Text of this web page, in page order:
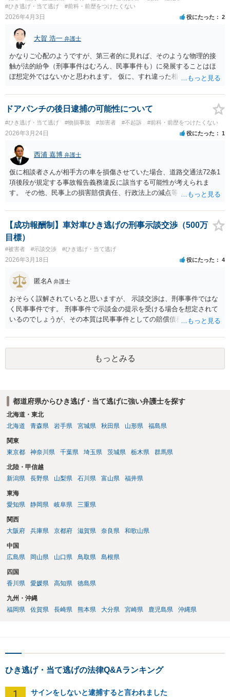
情が見当たらないのだと思います。このような点を意識された上で，
警察の方に事実を理解してもらえるように説明することが，相談者の
認識に沿った解決につながるように思います。 警察からすると，事故
の現場から離れて様子を窺い、事故として取り扱われているかいない
かを確認して，警察がきていないから事故が発生していないことで済
ませればいいだろうと思って報告しなかったのではないかと疑ってい
るのだと思います。不救護・不申告の方が，事故後に現場に戻る話
は，よくある話なので，捜査機関としては，それを否定することがで
きないのではないかとの疑念を抱いたままなのだと思います。
ている点も、運転当時から時間が乖離しており、やはり運転当時の酒
酔い状態というのは立証できないと思います。 したがって、うかがっ
すが、同乗者についても運転者に違反が成立しない以上、同乗罪も成
立しません（運転手に酒酔いまたは酒気帯びが成立することが前提な
ので）。
#ひき逃げ・当て逃げ
#前科・前歴をつけたくない
2026年4月3日 役にたった 2
大賀 浩一 弁護士
かなりご心配のようですが、第三者的に見れば、そのような物理的接
触が法的紛争（刑事事件はむろん、民事事件も）に発展することはほ
ぼ想定外ではないかと思われます。 仮に、すれ違った相手の女性の身
殿がなすべきこと、した方が良いことも、ありません。
ドアパンチの後日逮捕の可能性について
#ひき逃げ・当て逃げ #物損事故 #加害者 #不起訴 #前科・前歴をつけたくない
2026年3月24日 役にたった 1
西浦 嘉博 弁護士
仮に相談者さんが相手方の車を損傷させていた場合、道路交通法72条1
項後段が規定する事故報告義務違反に該当する可能性が考えられま
す。 その他、民事上の損害賠償責任、行政法上の減点等も対象となり
ら判断されます。 ご不安であれば、最寄りの交番に報告されることも
検討ください。
【成功報酬制】車対車ひき逃げの刑事示談交渉（500万
目標）
#被害者 #示談交渉 #ひき逃げ・当て逃げ
2026年3月18日 役にたった 4
匿名A 弁護士
おそらく誤解されていると思いますが、 示談交渉は、刑事事件ではな
く民事事件です。 刑事事件で示談金の提示を受ける場合を想定されて
いるのでしょうが、その本質は民事事件としての賠償債務の履行の意
かい事件を受任している弁護士がいる以上、この条件で依頼を受けて
くれる弁護士は現れない可能性が高いです。
もっとみる
都道府県からひき逃げ・当て逃げに強い弁護士を探す
北海道・東北
北海道
青森県 岩手県 宮城県 秋田県 山形県 福島県
関東
東京都
神奈川県 千葉県 埼玉県 茨城県 栃木県 群馬県
北陸・甲信越
新潟県
長野県 山梨県 石川県 富山県 福井県
東海
愛知県
静岡県 岐阜県 三重県
関西
大阪府
兵庫県 京都府 滋賀県 奈良県 和歌山県
中国
広島県
岡山県 山口県 鳥取県 島根県
四国
香川県
愛媛県 高知県 徳島県
九州・沖縄
福岡県
佐賀県 長崎県 熊本県 大分県 宮崎県 鹿児島県 沖縄県
ひき逃げ・当て逃げの法律Q&Aランキング
1 サインをしないと逮捕すると言われました